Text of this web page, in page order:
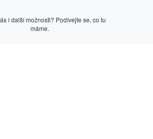
i další možnosti? Podívejte se, co tu
máme.